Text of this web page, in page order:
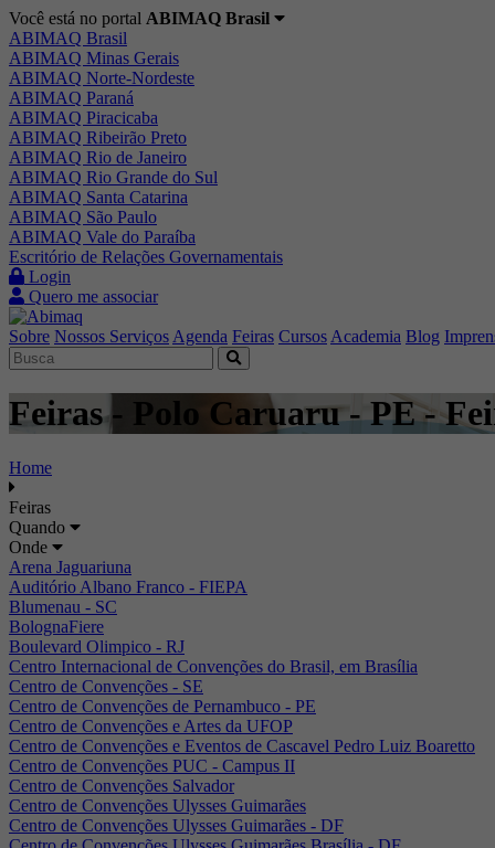
Você está no portal ABIMAQ Brasil
ABIMAQ Brasil
ABIMAQ Minas Gerais
ABIMAQ Norte-Nordeste
ABIMAQ Paraná
ABIMAQ Piracicaba
ABIMAQ Ribeirão Preto
ABIMAQ Rio de Janeiro
ABIMAQ Rio Grande do Sul
ABIMAQ Santa Catarina
ABIMAQ São Paulo
ABIMAQ Vale do Paraíba
Escritório de Relações Governamentais
Login
Quero me associar
Sobre Nossos Serviços Agenda Feiras Cursos Academia Blog
Feiras - Polo Caruaru - PE -
Home
Feiras
Quando
Onde
Arena Jaguariuna
Auditório Albano Franco - FIEPA
Blumenau - SC
BolognaFiere
Boulevard Olimpico - RJ
Centro Internacional de Convenções do Brasil, em Brasília
Centro de Convenções - SE
Centro de Convenções de Pernambuco - PE
Centro de Convenções e Artes da UFOP
Centro de Convenções e Eventos de Cascavel Pedro Luiz Boaretto
Centro de Convenções PUC - Campus II
Centro de Convenções Salvador
Centro de Convenções Ulysses Guimarães
Centro de Convenções Ulysses Guimarães - DF